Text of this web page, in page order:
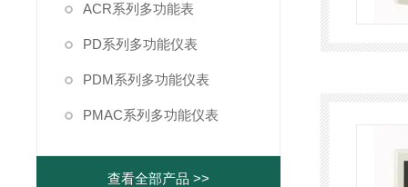
ACR系列多功能表
PD系列多功能仪表
PDM系列多功能仪表
PMAC系列多功能仪表
查看全部产品 >>